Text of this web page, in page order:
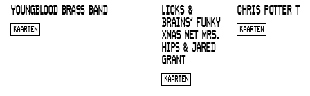
YOUNGBLOOD BRASS BAND
KAARTEN
LICKS &
BRAINS’ FUNKY
XMAS MET MRS.
HIPS & JARED
GRANT
KAARTEN
CHRIS POTTER
KAARTEN